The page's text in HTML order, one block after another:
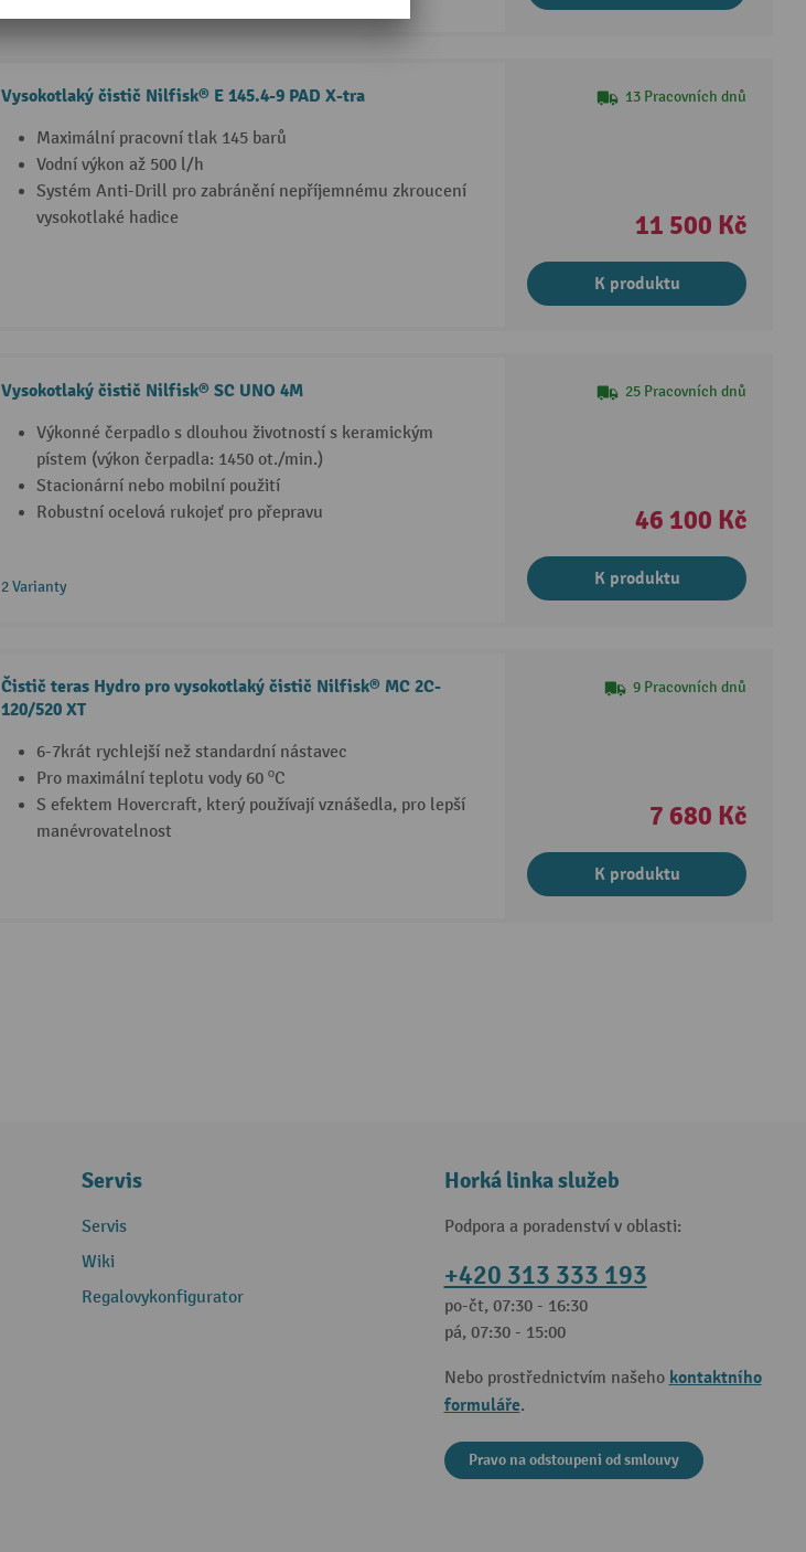
Vysokotlaký čistič Nilfisk® E 145.4-9 PAD X-tra
Maximální pracovní tlak 145 barů
Vodní výkon až 500 l/h
Systém Anti-Drill pro zabránění nepříjemnému zkroucení
vysokotlaké hadice
13 Pracovních dnů
11 500 Kč
K produktu
Vysokotlaký čistič Nilfisk® SC UNO 4M
Výkonné čerpadlo s dlouhou životností s keramickým
pístem (výkon čerpadla: 1450 ot./min.)
Stacionární nebo mobilní použití
Robustní ocelová rukojeť pro přepravu
2 Varianty
25 Pracovních dnů
46 100 Kč
K produktu
Čistič teras Hydro pro vysokotlaký čistič Nilfisk® MC 2C-
120/520 XT
6-7krát rychlejší než standardní nástavec
Pro maximální teplotu vody 60 ºC
S efektem Hovercraft, který používají vznášedla, pro lepší
manévrovatelnost
9 Pracovních dnů
7 680 Kč
K produktu
Servis
Servis
Wiki
Regalovykonfigurator
Horká linka služeb
Podpora a poradenství v oblasti:
+420 313 333 193
po-čt, 07:30 - 16:30
pá, 07:30 - 15:00
Nebo prostřednictvím našeho kontaktního
formuláře.
Pravo na odstoupeni od smlouvy